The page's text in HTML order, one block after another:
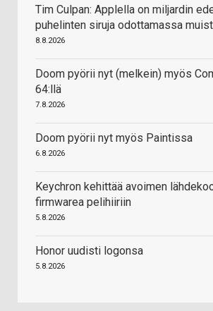
Tim Culpan: Applella on miljardin
puhelinten siruja odottamassa
8.8.2026
Doom pyörii nyt (melkein) myös
64:llä
7.8.2026
Doom pyörii nyt myös Paintissa
6.8.2026
Keychron kehittää avoimen
firmwarea pelihiiriin
5.8.2026
Honor uudisti logonsa
5.8.2026